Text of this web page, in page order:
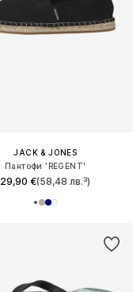
JACK & JONES
Пантофи 'REGENT'
29,90 €(58,48 лв.³)